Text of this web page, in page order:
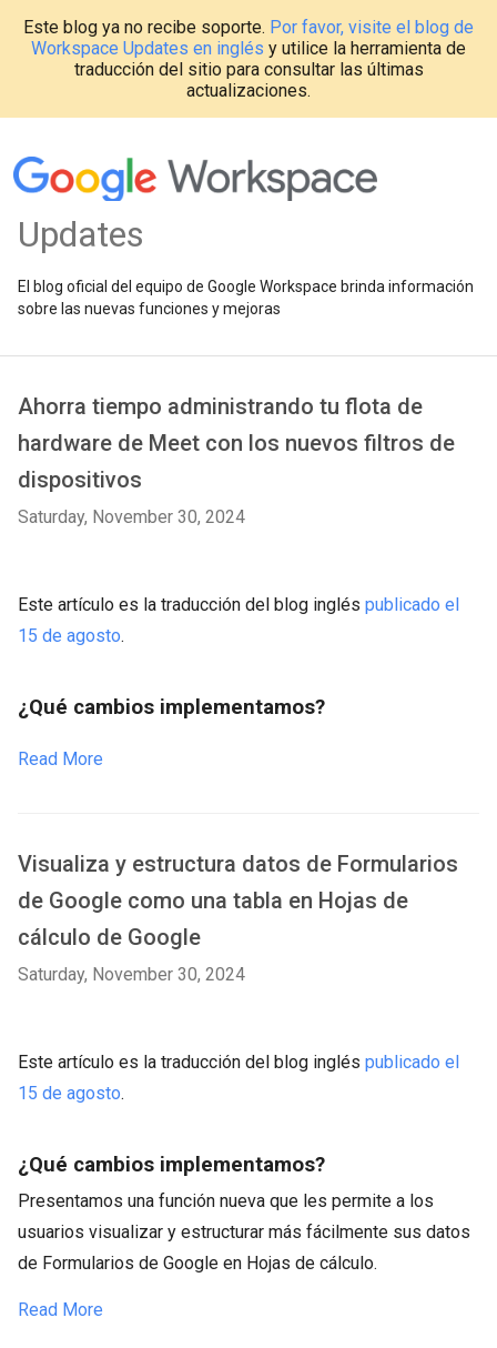
Este blog ya no recibe soporte. Por favor, visite el blog de
Workspace Updates en inglés y utilice la herramienta de
traducción del sitio para consultar las últimas
actualizaciones.
Updates
El blog oficial del equipo de Google Workspace brinda información
sobre las nuevas funciones y mejoras
Ahorra tiempo administrando tu flota de
hardware de Meet con los nuevos filtros de
dispositivos
Saturday, November 30, 2024
Este artículo es la traducción del blog inglés publicado el
15 de agosto.
¿Qué cambios implementamos?
Read More
Visualiza y estructura datos de Formularios
de Google como una tabla en Hojas de
cálculo de Google
Saturday, November 30, 2024
Este artículo es la traducción del blog inglés publicado el
15 de agosto.
¿Qué cambios implementamos?
Presentamos una función nueva que les permite a los
usuarios visualizar y estructurar más fácilmente sus datos
de Formularios de Google en Hojas de cálculo.
Read More